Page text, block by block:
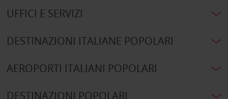
UFFICI E SERVIZI
DESTINAZIONI ITALIANE POPOLARI
AEROPORTI ITALIANI POPOLARI
DESTINAZIONI POPOLARI